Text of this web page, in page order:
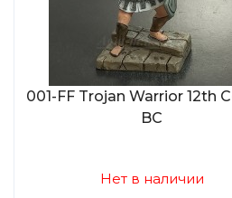
001-FF Trojan Warrior 12th
BC
Нет в наличии